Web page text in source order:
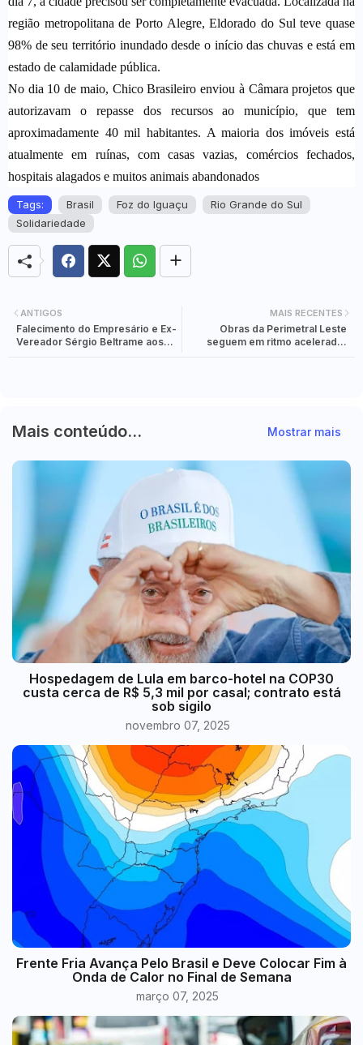
região metropolitana de Porto Alegre, Eldorado do Sul teve quase
98% de seu território inundado desde o início das chuvas e está em
estado de calamidade pública.
No dia 10 de maio, Chico Brasileiro enviou à Câmara projetos que
autorizavam o repasse dos recursos ao município, que tem
aproximadamente 40 mil habitantes. A maioria dos imóveis está
atualmente em ruínas, com casas vazias, comércios fechados,
hospitais alagados e muitos animais abandonados
Tags: Brasil Foz do Iguaçu
Rio Grande do Sul
Solidariedade
MAIS RECENTES
Obras da Perimetral Leste
seguem em ritmo acelerado,
ANTIGOS
Falecimento do Empresário e Ex-
Vereador Sérgio Beltrame aos
Mais conteúdo... Mostrar mais
Hospedagem de Lula em barco-hotel na COP30
custa cerca de R$ 5,3 mil por casal; contrato está
sob sigilo
novembro 07, 2025
Frente Fria Avança Pelo Brasil e Deve Colocar Fim à
Onda de Calor no Final de Semana
março 07, 2025